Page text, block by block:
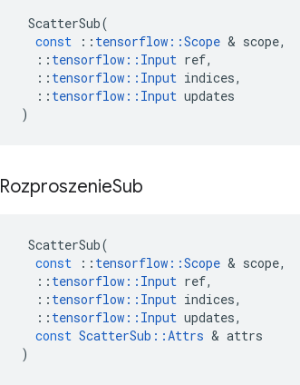
ScatterSub(
const
:: tensorflow ::Scope & scope,
:: tensorflow :: Input ref,
:: tensorflow :: Input indices,
:: tensorflow :: Input updates
)
RozproszenieSub
ScatterSub(
const
:: tensorflow ::Scope & scope,
:: tensorflow :: Input ref,
:: tensorflow :: Input indices,
:: tensorflow :: Input updates,
const ScatterSub ::Attrs & attrs
)